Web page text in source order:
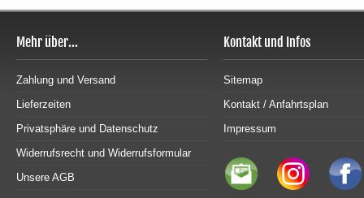
Mehr über...
Zahlung und Versand
Lieferzeiten
Privatsphäre und Datenschutz
Widerrufsrecht und Widerrufsformular
Unsere AGB
Kontakt und Infos
Sitemap
Kontakt / Anfahrtsplan
Impressum